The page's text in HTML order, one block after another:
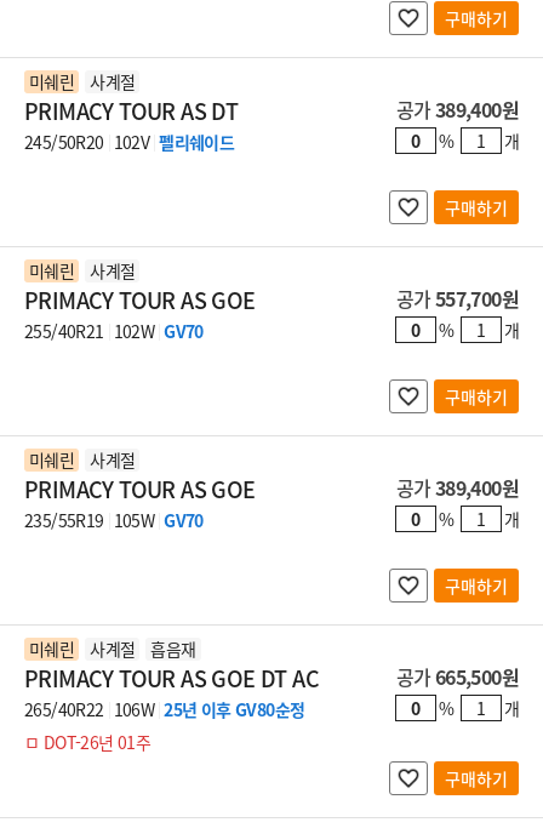
구매하기
미쉐린 사계절
PRIMACY TOUR AS DT
245/50R20 102V 펠리쉐이드
공가389,400원
% 개
구매하기
미쉐린 사계절
PRIMACY TOUR AS GOE
255/40R21 102W GV70
공가557,700원
% 개
구매하기
미쉐린 사계절
PRIMACY TOUR AS GOE
235/55R19 105W GV70
공가389,400원
% 개
구매하기
미쉐린 사계절 흡음재
PRIMACY TOUR AS GOE DT AC
265/40R22 106W 25년 이후 GV80순정
ㅁ DOT-26년 01주
공가665,500원
% 개
구매하기